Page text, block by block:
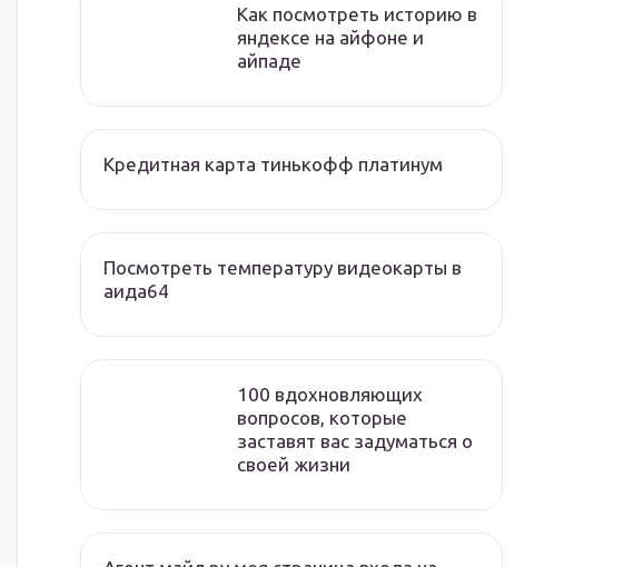
Как посмотреть историю в
яндексе на айфоне и
айпаде
Кредитная карта тинькофф платинум
Посмотреть температуру видеокарты в
аида64
100 вдохновляющих
вопросов, которые
заставят вас задуматься о
своей жизни